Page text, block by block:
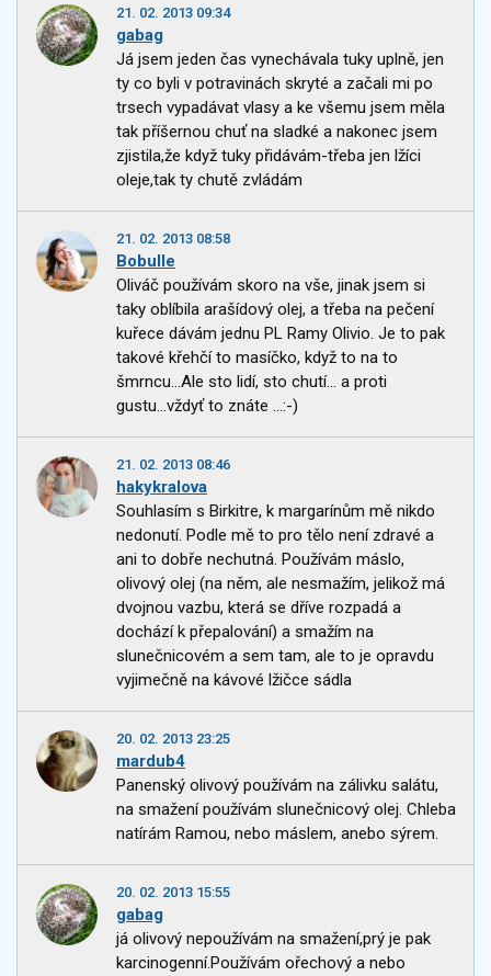
21. 02. 2013 09:34
gabag
Já jsem jeden čas vynechávala tuky uplně, jen
ty co byli v potravinách skryté a začali mi po
trsech vypadávat vlasy a ke všemu jsem měla
tak příšernou chuť na sladké a nakonec jsem
zjistila,že když tuky přidávám-třeba jen lžíci
oleje,tak ty chutě zvládám
21. 02. 2013 08:58
Bobulle
Oliváč používám skoro na vše, jinak jsem si
taky oblíbila arašídový olej, a třeba na pečení
kuřece dávám jednu PL Ramy Olivio. Je to pak
takové křehčí to masíčko, když to na to
šmrncu...Ale sto lidí, sto chutí... a proti
gustu...vždyť to znáte ...:-)
21. 02. 2013 08:46
hakykralova
Souhlasím s Birkitre, k margarínům mě nikdo
nedonutí. Podle mě to pro tělo není zdravé a
ani to dobře nechutná. Používám máslo,
olivový olej (na něm, ale nesmažím, jelikož má
dvojnou vazbu, která se dříve rozpadá a
dochází k přepalování) a smažím na
slunečnicovém a sem tam, ale to je opravdu
vyjimečně na kávové lžičce sádla
20. 02. 2013 23:25
mardub4
Panenský olivový používám na zálivku salátu,
na smažení používám slunečnicový olej. Chleba
natírám Ramou, nebo máslem, anebo sýrem.
20. 02. 2013 15:55
gabag
já olivový nepoužívám na smažení,prý je pak
karcinogenní.Používám ořechový a nebo